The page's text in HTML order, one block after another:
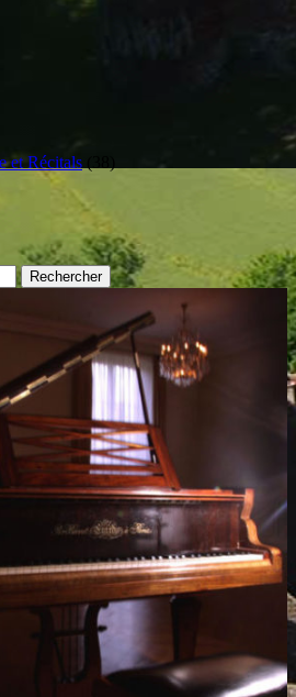
et Récitals